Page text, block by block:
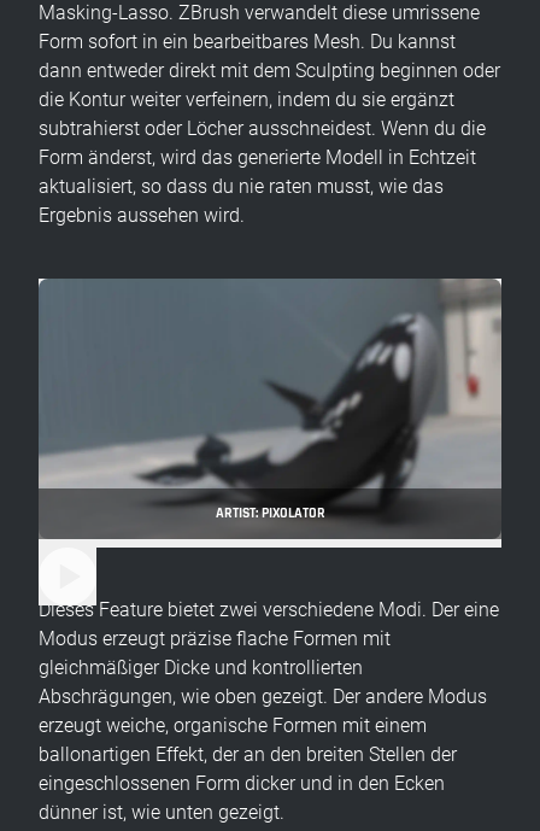
Masking-Lasso. ZBrush verwandelt diese umrissene
Form sofort in ein bearbeitbares Mesh. Du kannst
dann entweder direkt mit dem Sculpting beginnen oder
die Kontur weiter verfeinern, indem du sie ergänzt
subtrahierst oder Löcher ausschneidest. Wenn du die
Form änderst, wird das generierte Modell in Echtzeit
aktualisiert, so dass du nie raten musst, wie das
Ergebnis aussehen wird.
ARTIST: PIXOLATOR
Dieses Feature bietet zwei verschiedene Modi. Der eine
Modus erzeugt präzise flache Formen mit
gleichmäßiger Dicke und kontrollierten
Abschrägungen, wie oben gezeigt. Der andere Modus
erzeugt weiche, organische Formen mit einem
ballonartigen Effekt, der an den breiten Stellen der
eingeschlossenen Form dicker und in den Ecken
dünner ist, wie unten gezeigt.